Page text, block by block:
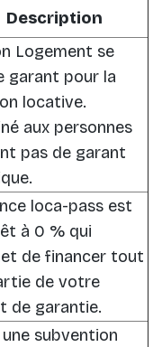
Description
Logement se
garant pour la
locative.
aux personnes
pas de garant
loca-pass est
à 0 % qui
de financer tout
de votre
de garantie.
une subvention